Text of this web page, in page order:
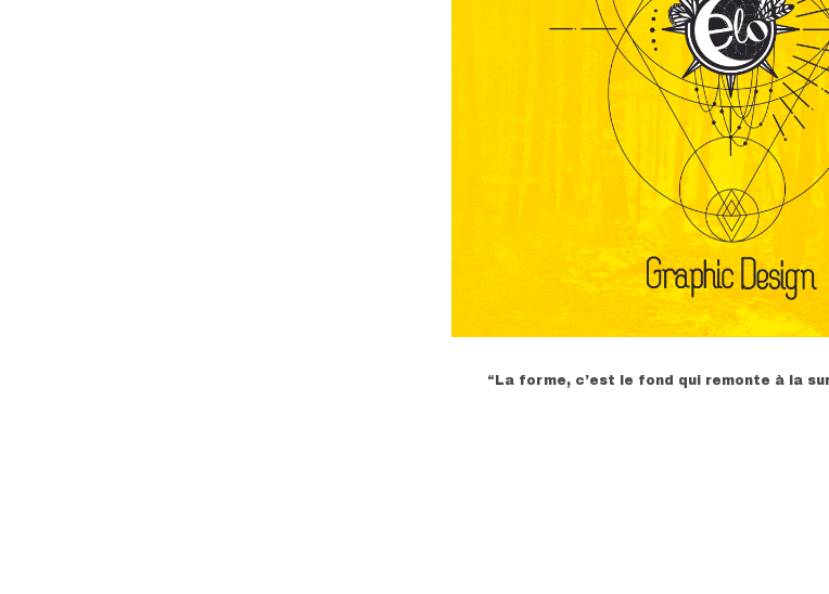
“La forme, c’est le fond qui remonte à la